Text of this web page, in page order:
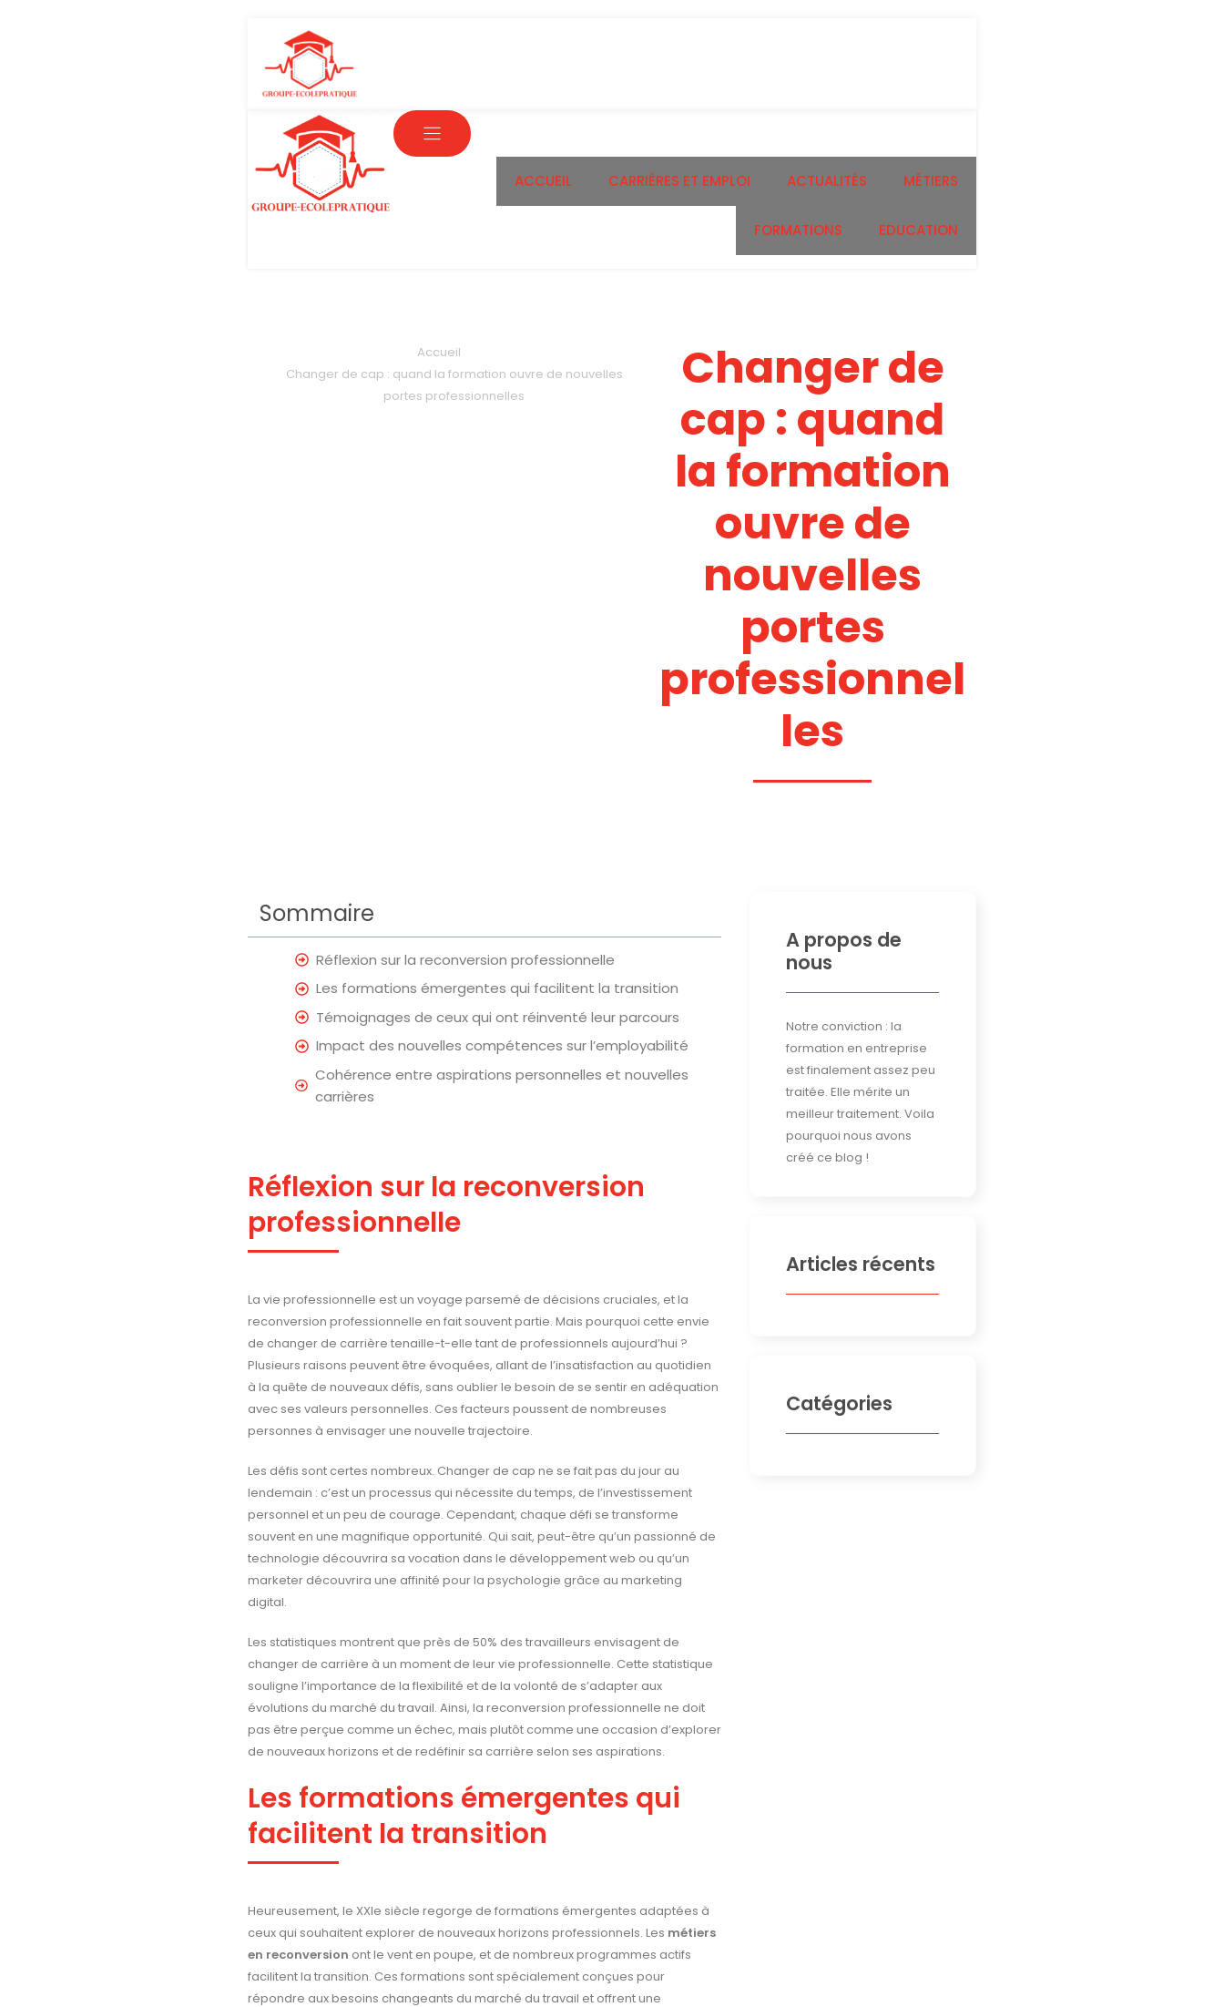
ACCUEIL CARRIÈRES ET EMPLOI ACTUALITÉS MÉTIERS
FORMATIONS EDUCATION
Accueil
Changer de cap : quand la formation ouvre de nouvelles
portes professionnelles
Changer de
cap : quand
la formation
ouvre de
nouvelles
portes
professionnel
les
Sommaire
Réflexion sur la reconversion professionnelle
Les formations émergentes qui facilitent la transition
Témoignages de ceux qui ont réinventé leur parcours
Impact des nouvelles compétences sur l’employabilité
Cohérence entre aspirations personnelles et nouvelles
carrières
Réflexion sur la reconversion
professionnelle
La vie professionnelle est un voyage parsemé de décisions cruciales, et la
reconversion professionnelle en fait souvent partie. Mais pourquoi cette envie
de changer de carrière tenaille-t-elle tant de professionnels aujourd’hui ?
Plusieurs raisons peuvent être évoquées, allant de l’insatisfaction au quotidien
à la quête de nouveaux défis, sans oublier le besoin de se sentir en adéquation
avec ses valeurs personnelles. Ces facteurs poussent de nombreuses
personnes à envisager une nouvelle trajectoire.
Les défis sont certes nombreux. Changer de cap ne se fait pas du jour au
lendemain : c’est un processus qui nécessite du temps, de l’investissement
personnel et un peu de courage. Cependant, chaque défi se transforme
souvent en une magnifique opportunité. Qui sait, peut-être qu’un passionné de
technologie découvrira sa vocation dans le développement web ou qu’un
marketer découvrira une affinité pour la psychologie grâce au marketing
digital.
Les statistiques montrent que près de 50% des travailleurs envisagent de
changer de carrière à un moment de leur vie professionnelle. Cette statistique
souligne l’importance de la flexibilité et de la volonté de s’adapter aux
évolutions du marché du travail. Ainsi, la reconversion professionnelle ne doit
pas être perçue comme un échec, mais plutôt comme une occasion d’explorer
de nouveaux horizons et de redéfinir sa carrière selon ses aspirations.
Les formations émergentes qui
facilitent la transition
Heureusement, le XXIe siècle regorge de formations émergentes adaptées à
ceux qui souhaitent explorer de nouveaux horizons professionnels. Les métiers
en reconversion ont le vent en poupe, et de nombreux programmes actifs
facilitent la transition. Ces formations sont spécialement conçues pour
répondre aux besoins changeants du marché du travail et offrent une
A propos de
nous
Notre conviction : la
formation en entreprise
est finalement assez peu
traitée. Elle mérite un
meilleur traitement. Voila
pourquoi nous avons
créé ce blog !
Articles récents
Catégories